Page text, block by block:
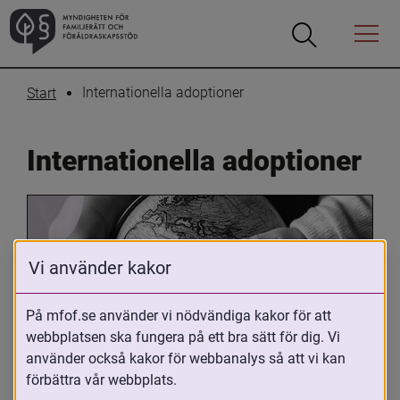
Öppna
Öppna
Menyn
Start Internationella adoptioner
Internationella adoptioner
Oavsett om du är adopterad,
adoptivförälder eller arbetar med
Vi använder kakor
På mfof.se använder vi nödvändiga kakor för att
webbplatsen ska fungera på ett bra sätt för dig. Vi
använder också kakor för webbanalys så att vi kan
förbättra vår webbplats.